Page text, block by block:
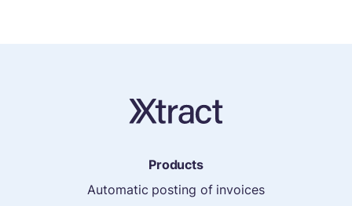
Products
Automatic posting of invoices